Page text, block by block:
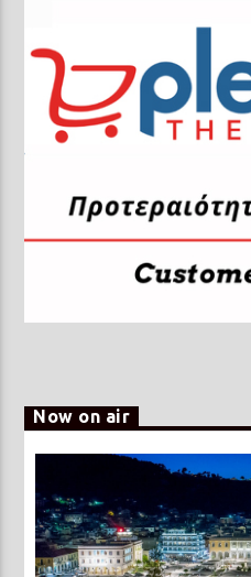
Now on air